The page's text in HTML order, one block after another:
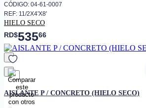
CÓDIGO: 04-61-0007
REF: 11/2X4'X8'
HIELO SECO
RD$53566
favorito
AISLANTE P / CONCRETO (HIELO SECO)